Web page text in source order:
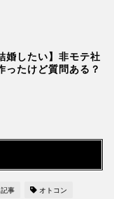
婚したい】非モテ社
ったけど質問ある？
事 オトコン